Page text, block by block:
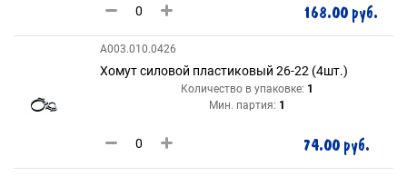
168.00 руб.
А003.010.0426
Хомут силовой пластиковый 26-22 (4шт.)
Количество в упаковке: 1
Мин. партия: 1
74.00 руб.